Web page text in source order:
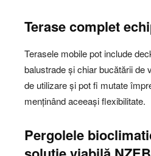
Terase complet
Terasele mobile pot include
balustrade și chiar bucătării de
de utilizare și pot fi mutate
menținând aceeași flexibilitate.
Pergolele